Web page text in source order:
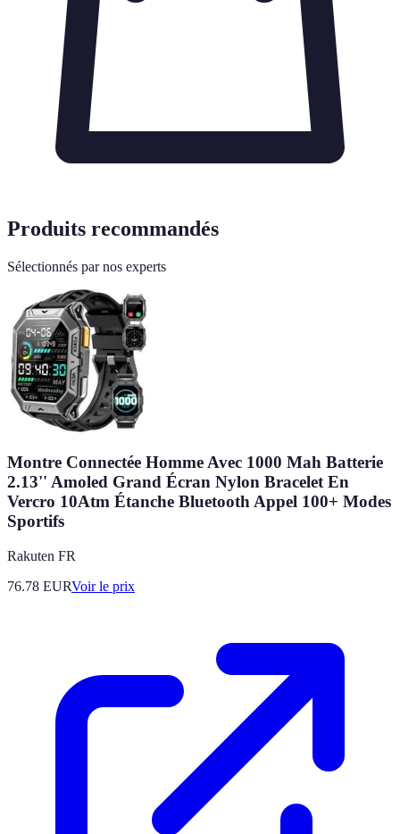
Produits recommandés
Sélectionnés par nos experts
Montre Connectée Homme Avec 1000 Mah Batterie
2.13'' Amoled Grand Écran Nylon Bracelet En
Vercro 10Atm Étanche Bluetooth Appel 100+ Modes
Sportifs
Rakuten FR
76.78 EURVoir le prix